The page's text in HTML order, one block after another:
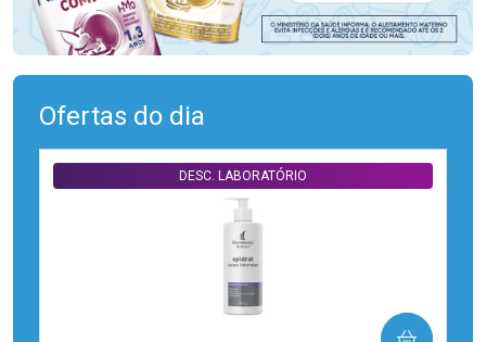
Ofertas do dia
DESC. LABORATÓRIO
COMPRAR